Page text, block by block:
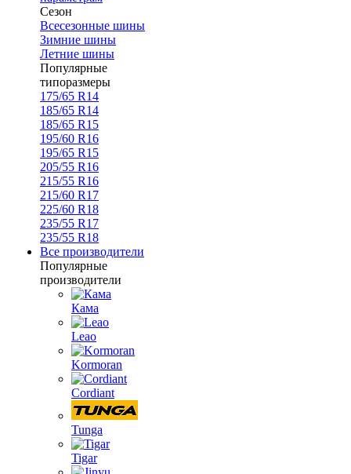
Сезон
Всесезонные шины
Зимние шины
Летние шины
Популярные
типоразмеры
175/65 R14
185/65 R14
185/65 R15
195/60 R16
195/65 R15
205/55 R16
215/55 R16
215/60 R17
225/60 R18
235/55 R17
235/55 R18
Все производители
Популярные
производители
Кама
Leao
Kormoran
Cordiant
Tunga
Tigar